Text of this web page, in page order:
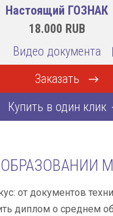
Настоящий ГОЗНАК
18.000 RUB
Видео документа
Заказать
Купить в один клик
от документов
диплом о среднем